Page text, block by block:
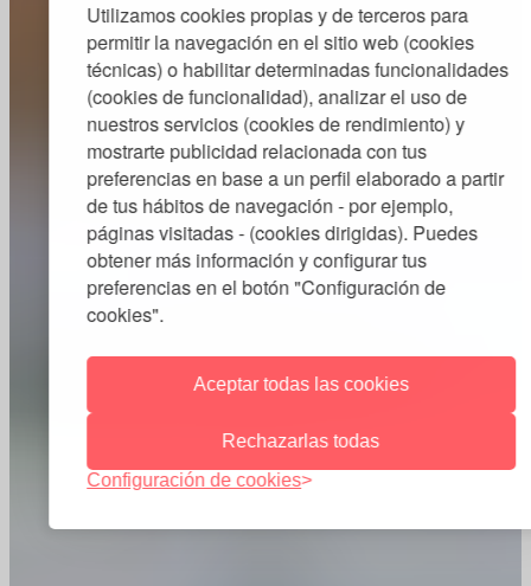
Utilizamos cookies propias y de terceros para
permitir la navegación en el sitio web (cookies
técnicas) o habilitar determinadas funcionalidades
(cookies de funcionalidad), analizar el uso de
nuestros servicios (cookies de rendimiento) y
mostrarte publicidad relacionada con tus
preferencias en base a un perfil elaborado a partir
de tus hábitos de navegación - por ejemplo,
páginas visitadas - (cookies dirigidas). Puedes
obtener más información y configurar tus
preferencias en el botón "Configuración de
cookies".
Aceptar todas las cookies
Rechazarlas todas
Configuración de cookies